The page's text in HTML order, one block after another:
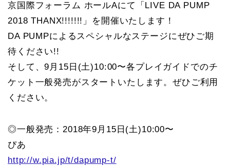
京国際フォーラム ホールAにて「LIVE DA PUMP
2018 THANX!!!!!!!」を開催いたします！
DA PUMPによるスペシャルなステージにぜひご期
待ください!!
そして、9月15日(土)10:00〜各プレイガイドでのチ
ケット一般発売がスタートいたします。ぜひご利用
ください。
◎一般発売：2018年9月15日(土)10:00〜
ぴあ
http://w.pia.jp/t/dapump-t/